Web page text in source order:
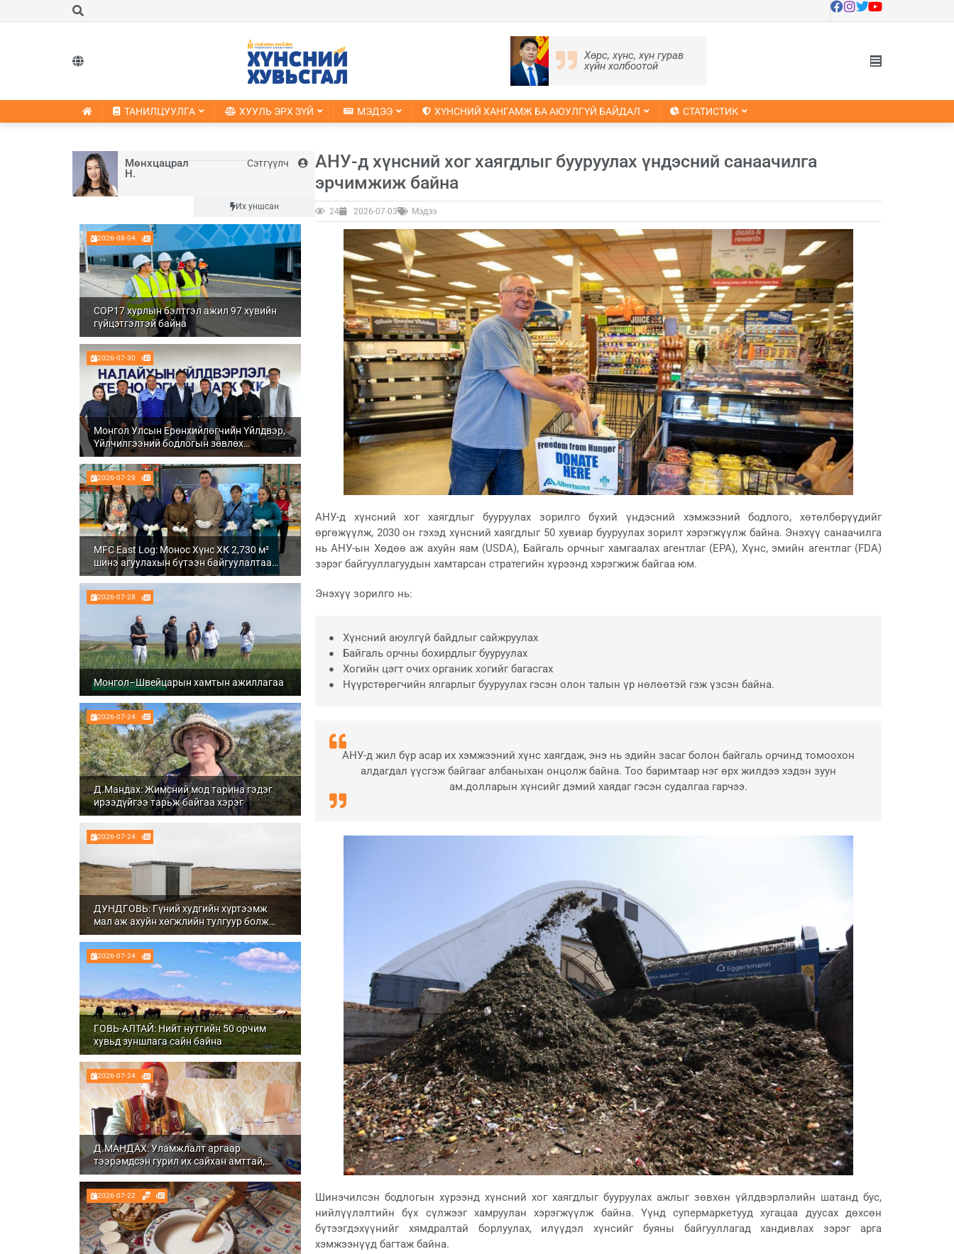
Хөрс, хүнс, хүн гурав
хүйн холбоотой
ТАНИЛЦУУЛГА ХУУЛЬ ЭРХ ЗҮЙ МЭДЭЭ ХҮНСНИЙ ХАНГАМЖ БА АЮУЛГҮЙ БАЙДАЛ СТАТИСТИК
Мөнхцацрал
Н.
Сэтгүүлч
Их уншсан
2026-08-04
COP17 хурлын бэлтгэл ажил 97 хувийн
гүйцэтгэлтэй байна
2026-07-30
Монгол Улсын Ерөнхийлөгчийн Үйлдвэр,
Үйлчилгээний бодлогын зөвлөх
Ч.Даваабаяр Налайх дүүргийн
Үйлдвэрлэл, технологийн парк ХК болон
Налуу-Ухаа эдийн засгийн тусгай бүсэд
ажиллалаа
2026-07-29
MFC East Log: Монос Хүнс ХК 2,730 м²
шинэ агуулахын бүтээн байгуулалтаа
бүрэн дуусгаж, ашиглалтад орууллаа
2026-07-28
Монгол–Швейцарын хамтын ажиллагаа
2026-07-24
Д.Мандах: Жимсний мод тарина гэдэг
ирээдүйгээ тарьж байгаа хэрэг
2026-07-24
ДУНДГОВЬ: Гүний худгийн хүртээмж
мал аж ахуйн хөгжлийн тулгуур болж
байна
2026-07-24
ГОВЬ-АЛТАЙ: Нийт нутгийн 50 орчим
хувьд зуншлага сайн байна
2026-07-24
Д.МАНДАХ: Уламжлалт аргаар
тээрэмдсэн гурил их сайхан амттай,
шим тэжээлтэй болдог
2026-07-22
АНУ-д хүнсний хог хаягдлыг бууруулах үндэсний санаачилга
эрчимжиж байна
24 2026-07-03 Мэдээ
АНУ-д хүнсний хог хаягдлыг бууруулах зорилго бүхий үндэсний хэмжээний бодлого, хөтөлбөрүүдийг
өргөжүүлж, 2030 он гэхэд хүнсний хаягдлыг 50 хувиар бууруулах зорилт хэрэгжүүлж байна. Энэхүү санаачилга
нь АНУ-ын Хөдөө аж ахуйн яам (USDA), Байгаль орчныг хамгаалах агентлаг (EPA), Хүнс, эмийн агентлаг (FDA)
зэрэг байгууллагуудын хамтарсан стратегийн хүрээнд хэрэгжиж байгаа юм.
Энэхүү зорилго нь:
Хүнсний аюулгүй байдлыг сайжруулах
Байгаль орчны бохирдлыг бууруулах
Хогийн цэгт очих органик хогийг багасгах
Нүүрстөрөгчийн ялгарлыг бууруулах гэсэн олон талын үр нөлөөтэй гэж үзсэн байна.
АНУ-д жил бүр асар их хэмжээний хүнс хаягдаж, энэ нь эдийн засаг болон байгаль орчинд томоохон
алдагдал үүсгэж байгааг албаныхан онцолж байна. Тоо баримтаар нэг өрх жилдээ хэдэн зуун
ам.долларын хүнсийг дэмий хаядаг гэсэн судалгаа гарчээ.
Шинэчилсэн бодлогын хүрээнд хүнсний хог хаягдлыг бууруулах ажлыг зөвхөн үйлдвэрлэлийн шатанд бус,
нийлүүлэлтийн бүх сүлжээг хамруулан хэрэгжүүлж байна. Үүнд супермаркетууд хугацаа дуусах дөхсөн
бүтээгдэхүүнийг хямдралтай борлуулах, илүүдэл хүнсийг буяны байгууллагад хандивлах зэрэг арга
хэмжээнүүд багтаж байна.